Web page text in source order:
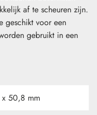
af te scheuren zijn.
geschikt voor een
gebruikt in een
50,8 mm